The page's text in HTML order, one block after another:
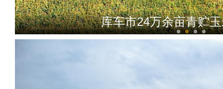
库车市24万余亩青贮